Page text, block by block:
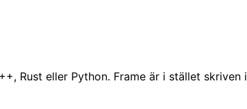
Rust eller Python. Frame är i stället skriven i